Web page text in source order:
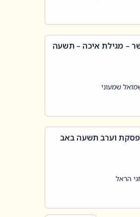
– מגילת איכה – תשעה
שמעוני
וערב תשעה באב
הראל